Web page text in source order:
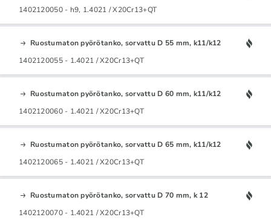
1402120050 - h9, 1.4021 / X20Cr13+QT
Ruostumaton pyörötanko, sorvattu D 55 mm, k11/k12
1402120055 - 1.4021 / X20Cr13+QT
Ruostumaton pyörötanko, sorvattu D 60 mm, k11/k12
1402120060 - 1.4021 / X20Cr13+QT
Ruostumaton pyörötanko, sorvattu D 65 mm, k11/k12
1402120065 - 1.4021 / X20Cr13+QT
Ruostumaton pyörötanko, sorvattu D 70 mm, k 12
1402120070 - 1.4021 / X20Cr13+QT